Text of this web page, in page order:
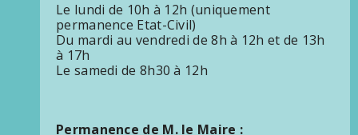
Le lundi de 10h à 12h (uniquement
permanence Etat-Civil)
Du mardi au vendredi de 8h à 12h et de 13h
à 17h
Le samedi de 8h30 à 12h
Permanence de M. le Maire :